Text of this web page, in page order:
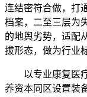
连结密符合做，打
档案，二至三层为
的地舆劣势，适配
拔形态，做为行业
以专业康复医疗
养资本同区设置装